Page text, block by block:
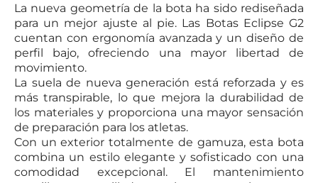
La nueva geometría de la bota ha sido rediseñada
para un mejor ajuste al pie. Las Botas Eclipse G2
cuentan con ergonomía avanzada y un diseño de
perfil bajo, ofreciendo una mayor libertad de
movimiento.
La suela de nueva generación está reforzada y es
más transpirable, lo que mejora la durabilidad de
los materiales y proporciona una mayor sensación
de preparación para los atletas.
Con un exterior totalmente de gamuza, esta bota
combina un estilo elegante y sofisticado con una
comodidad excepcional. El mantenimiento